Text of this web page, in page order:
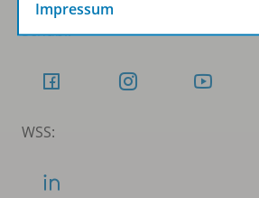
Schubi:
WSS:
Impressum